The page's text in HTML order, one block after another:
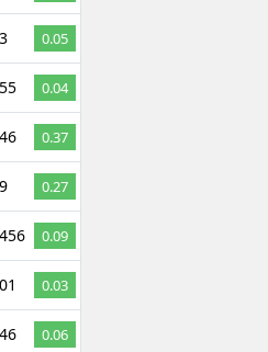
0.05
0.04
0.37
0.27
0.09
0.03
0.06